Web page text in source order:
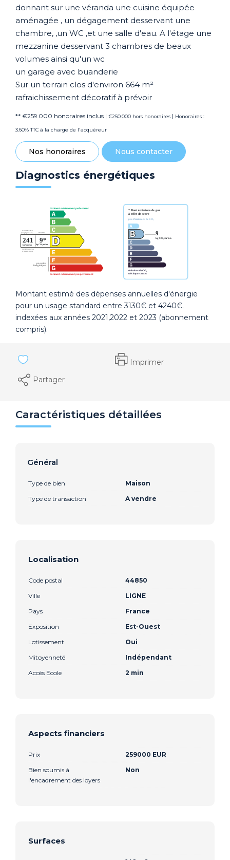
donnant sur une véranda une cuisine équipée
aménagée , un dégagement desservant une
chambre, ,un WC ,et une salle d'eau. A l'étage une
mezzanine desservant 3 chambres de beaux
volumes ainsi qu'un wc
un garage avec buanderie
Sur un terrain clos d'environ 664 m²
rafraichissement décoratif à prévoir
** €259 000 honoraires inclus | €250 000 hors honoraires | Honoraires :
3.60% TTC à la charge de l'acquéreur
Nos honoraires Nous contacter
Diagnostics énergétiques
Montant estimé des dépenses annuelles d'énergie
pour un usage standard entre 3130€ et 4240€.
indexées aux années 2021,2022 et 2023 (abonnement
compris).
Imprimer
Partager
Caractéristiques détaillées
Général
Type de bien
Maison
Type de transaction
A vendre
Localisation
Code postal
44850
Ville
LIGNE
Pays
France
Exposition
Est-Ouest
Lotissement
Oui
Mitoyenneté
Indépendant
Accès Ecole
2 min
Aspects financiers
Prix
259000 EUR
Bien soumis à
l'encadrement des loyers
Non
Surfaces